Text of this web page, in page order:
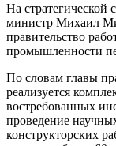
На
министр Михаил
правительство
промышленности
По словам главы
реализуется
востребованных
проведение
конструкторских